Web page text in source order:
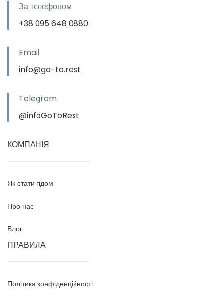
За телефоном
+38 095 648 0880
Email
info@go-to.rest
Telegram
@infoGoToRest
КОМПАНІЯ
Як стати гідом
Про нас
Блог
ПРАВИЛА
Політика конфіденційності